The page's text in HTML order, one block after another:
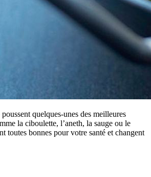
quelques-unes des meilleures
la ciboulette, l’aneth, la sauge ou le
toutes bonnes pour votre santé et changent